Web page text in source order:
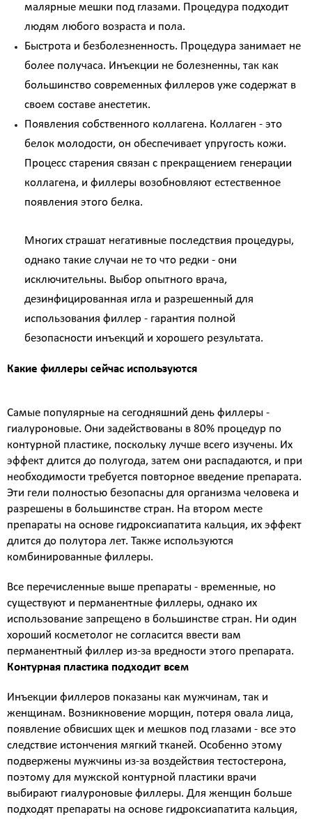
Миотокс - устранение мимических морщин
ботулотоксином типа А Миотокс
Гипергидроз - устранение повышенного
потоотделения препаратами Миотокс; Диспорт
плазмолифтинг - подкожное введение плазмы
обогащённой тромбоцитами
ВЕКТОРНЫЙ ЛИФТИНГ препаратом RADIESSE (
восполнение утраченных объёмов,векторный
лифтинг, коллагенностимуляция, моделирование
кальция « Radiesse » (Германия)
КОЛЛОГЕНОТЕРАПИЯ (стимулирует собственный
коллаген)
аппаратом ULTHERA System
СМАС лифтинг в косметологии Esthetic Clinic на
оригинальном аппарате ULTHERA
ЛАЗЕРНАЯ КОСМЕТОЛОГИЯ
Лазерная эпиляция александритовым лазером
CANDELA GentleLase Pro U (США), прайс для
женщин.
CANDELA GentleLase Pro U (США), прайс для
Нити APTOS - безоперационная подтяжка лица
рассасывающимися нитями Аптос
УСТРАНЕНИЕ ЖИРОВЫХ ОТЛОЖЕНИЙ
Удаление жира липолитиками
малярные мешки под глазами. Процедура подходит
людям любого возраста и пола.
Быстрота и безболезненность. Процедура занимает не
более получаса. Инъекции не болезненны, так как
большинство современных филлеров уже содержат в
своем составе анестетик.
Появления собственного коллагена. Коллаген - это
белок молодости, он обеспечивает упругость кожи.
Процесс старения связан с прекращением генерации
коллагена, и филлеры возобновляют естественное
появления этого белка.
Многих страшат негативные последствия процедуры,
однако такие случаи не то что редки - они
исключительны. Выбор опытного врача,
дезинфицированная игла и разрешенный для
использования филлер - гарантия полной
безопасности инъекций и хорошего результата.
Какие филлеры сейчас используются
Самые популярные на сегодняшний день филлеры -
гиалуроновые. Они задействованы в 80% процедур по
контурной пластике, поскольку лучше всего изучены. Их
эффект длится до полугода, затем они распадаются, и при
необходимости требуется повторное введение препарата.
Эти гели полностью безопасны для организма человека и
разрешены в большинстве стран. На втором месте
препараты на основе гидроксиапатита кальция, их эффект
длится до полутора лет. Также используются
комбинированные филлеры.
Все перечисленные выше препараты - временные, но
существуют и перманентные филлеры, однако их
использование запрещено в большинстве стран. Ни один
хороший косметолог не согласится ввести вам
перманентный филлер из-за вредности этого препарата.
Контурная пластика подходит всем
Инъекции филлеров показаны как мужчинам, так и
женщинам. Возникновение морщин, потеря овала лица,
появление обвисших щек и мешков под глазами - все это
следствие истончения мягкий тканей. Особенно этому
подвержены мужчины из-за воздействия тестостерона,
поэтому для мужской контурной пластики врачи
выбирают гиалуроновые филлеры. Для женщин больше
подходят препараты на основе гидроксиапатита кальция,